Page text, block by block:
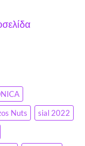
Nuts
sial 2022